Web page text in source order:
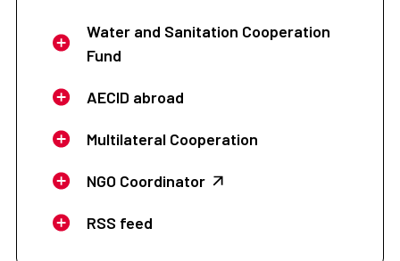
Water and Sanitation Cooperation
Fund
AECID abroad
Multilateral Cooperation
NGO Coordinator
RSS feed